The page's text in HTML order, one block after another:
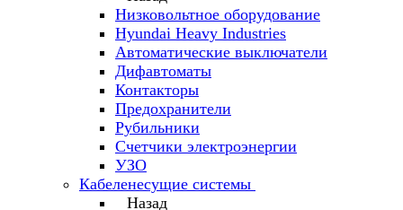
Низковольтное оборудование
Hyundai Heavy Industries
Автоматические выключатели
Дифавтоматы
Контакторы
Предохранители
Рубильники
Счетчики электроэнергии
УЗО
Кабеленесущие системы
Назад